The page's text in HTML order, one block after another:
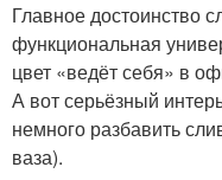
Главное достоинство
функциональная
цвет «ведёт себя» в
А вот серьёзный
немного разбавить
ваза).